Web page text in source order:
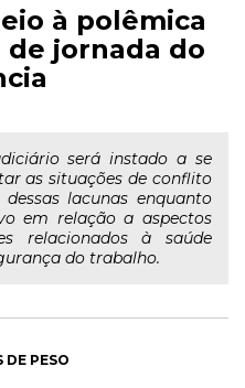
à polêmica
jornada do
será instado a se
as situações de conflito
lacunas enquanto
em relação a aspectos
relacionados à saúde
do trabalho.
DE PESO